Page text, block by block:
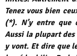
Tenez vous bien
(*). N’y entre que
Aussi la plupart des
y vont. Et dire que